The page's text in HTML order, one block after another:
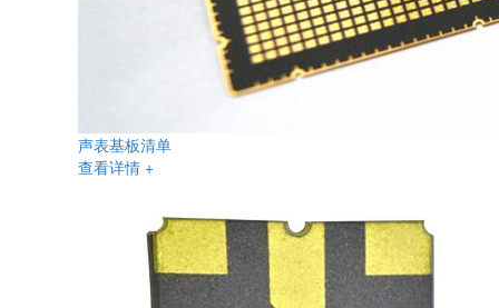
声表基板清单
查看详情 +